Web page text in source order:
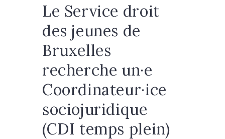
Le Service droit
des jeunes de
Bruxelles
recherche un·e
Coordinateur·ice
sociojuridique
(CDI temps plein)